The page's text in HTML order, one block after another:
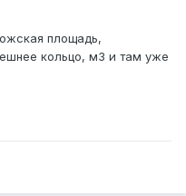
площадь,
кольцо, м3 и там уже